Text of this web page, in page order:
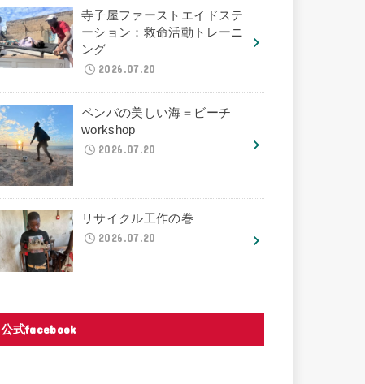
寺子屋ファーストエイドステ
ーション：救命活動トレーニ
ング
2026.07.20
ペンバの美しい海＝ビーチ
workshop
2026.07.20
リサイクル工作の巻
2026.07.20
公式facebook